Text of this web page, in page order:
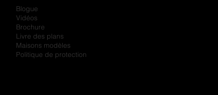
Blogue
Vidéos
Brochure
Livre des plans
Maisons modèles
Politique de protection